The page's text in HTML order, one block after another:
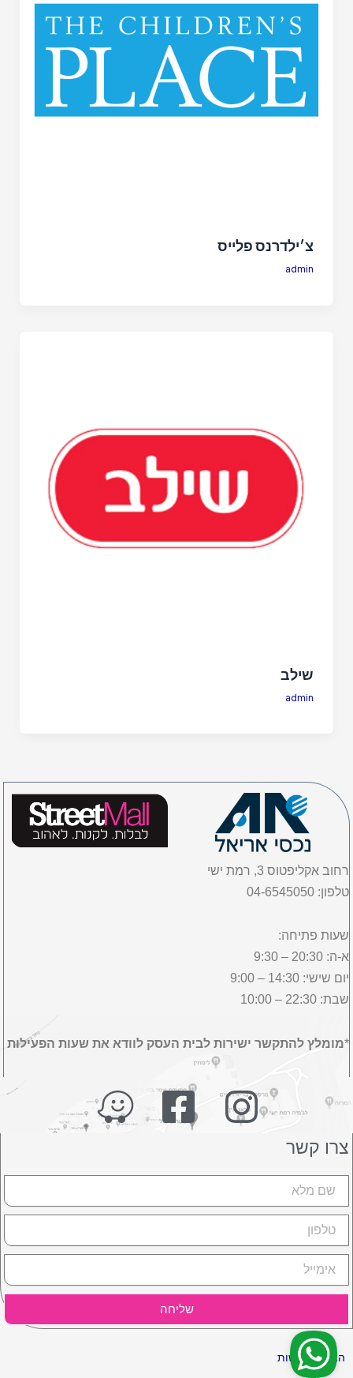
צ׳ילדרנס פלייס
admin
שילב
admin
רחוב אקליפטוס 3, רמת ישי
טלפון: 04-6545050
שעות פתיחה:
א-ה: 20:30 – 9:30
יום שישי: 14:30 – 9:00
שבת: 22:30 – 10:00
*מומלץ להתקשר ישירות לבית העסק לוודא את שעות הפעילות
צרו קשר
שליחה
הצהרת נגישות